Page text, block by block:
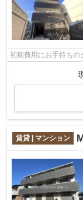
初期費用にお手持ちの
賃貸 | マンション